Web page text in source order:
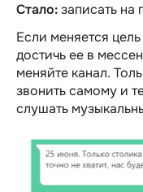
Стало:записать на
Если меняется
достичь ее в
меняйте канал.
звонить самому и
слушать